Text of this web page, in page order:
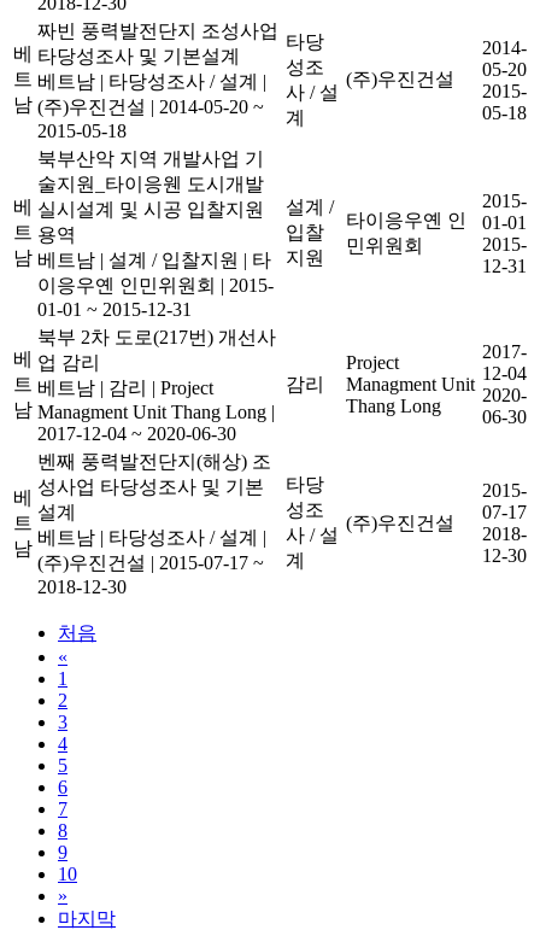
베
트
남
짜빈 풍력발전단지 조성사업
타당성조사 및 기본설계
베트남 | 타당성조사 / 설계 |
(주)우진건설 | 2014-05-20 ~
2015-05-18
타당
성조
사 / 설
계
(주)우진건설
2014-
05-20
2015-
05-18
베
트
남
북부산악 지역 개발사업 기
술지원_타이응웬 도시개발
실시설계 및 시공 입찰지원
용역
베트남 | 설계 / 입찰지원 | 타
이응우옌 인민위원회 | 2015-
01-01 ~ 2015-12-31
설계 /
입찰
지원
타이응우옌 인
민위원회
2015-
01-01
2015-
12-31
베
트
남
북부 2차 도로(217번) 개선사
업 감리
베트남 | 감리 | Project
Managment Unit Thang Long |
2017-12-04 ~ 2020-06-30
감리
Project
Managment Unit
Thang Long
2017-
12-04
2020-
06-30
베
트
남
벤째 풍력발전단지(해상) 조
성사업 타당성조사 및 기본
설계
베트남 | 타당성조사 / 설계 |
(주)우진건설 | 2015-07-17 ~
2018-12-30
타당
성조
사 / 설
계
(주)우진건설
2015-
07-17
2018-
12-30
처음
«
1
2
3
4
5
6
7
8
9
10
»
마지막